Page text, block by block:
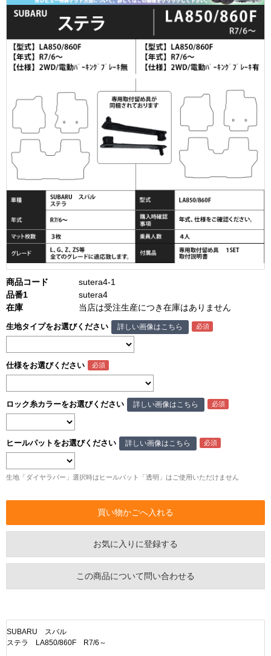
商品コード
sutera4-1
品番1
sutera4
在庫
当店は受注生産につき在庫はありません
生地タイプをお選びください 詳しい画像はこちら
仕様をお選びください
ロック糸カラーをお選びください 詳しい画像はこちら
ヒールパットをお選びください 詳しい画像はこちら
生地「ダイヤラバー」選択時はヒールパット「透明」はご使用いただけません
お気に入りに登録する
この商品について問い合わせる
SUBARU スバル
ステラ LA850/860F R7/6～